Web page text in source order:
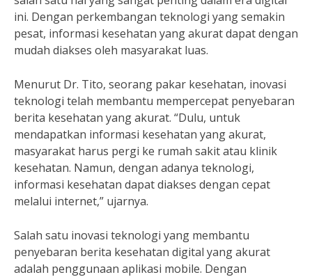
ini. Dengan perkembangan teknologi yang semakin
pesat, informasi kesehatan yang akurat dapat dengan
mudah diakses oleh masyarakat luas.
Menurut Dr. Tito, seorang pakar kesehatan, inovasi
teknologi telah membantu mempercepat penyebaran
berita kesehatan yang akurat. “Dulu, untuk
mendapatkan informasi kesehatan yang akurat,
masyarakat harus pergi ke rumah sakit atau klinik
kesehatan. Namun, dengan adanya teknologi,
informasi kesehatan dapat diakses dengan cepat
melalui internet,” ujarnya.
Salah satu inovasi teknologi yang membantu
penyebaran berita kesehatan digital yang akurat
adalah penggunaan aplikasi mobile. Dengan